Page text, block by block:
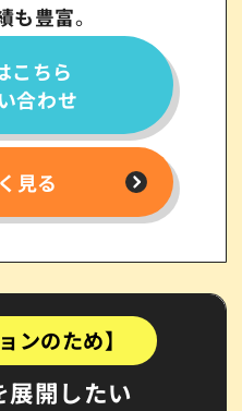
も豊富。
こちら
合わせ
見る
ンのため】
展開したい